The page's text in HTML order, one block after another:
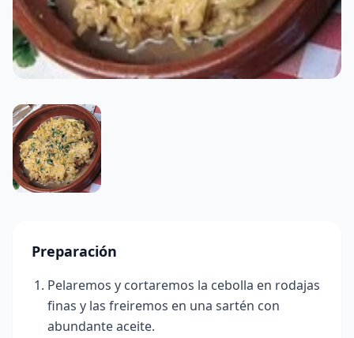
Preparación
Pelaremos y cortaremos la cebolla en rodajas
finas y las freiremos en una sartén con
abundante aceite.